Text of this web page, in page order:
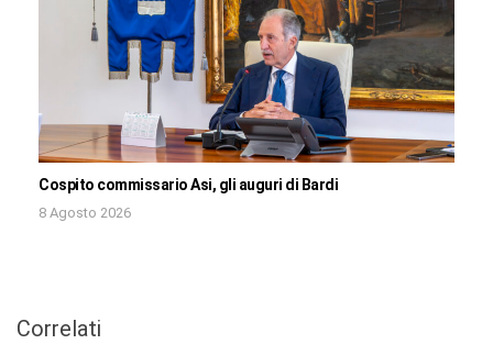
Cospito commissario Asi, gli auguri di Bardi
8 Agosto 2026
Correlati